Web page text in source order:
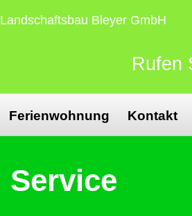
Landschaftsbau Bleyer GmbH
Rufen
Ferienwohnung Kontakt
Service